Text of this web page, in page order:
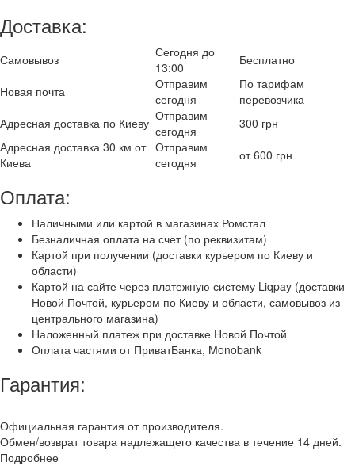
Доставка:
Самовывоз
Сегодня до
13:00
Бесплатно
Новая почта
Отправим
сегодня
По тарифам
перевозчика
Адресная доставка по Киеву Отправим
сегодня
300 грн
Адресная доставка 30 км от
Киева
Отправим
сегодня
от 600 грн
Оплата:
Наличными или картой в магазинах Ромстал
Безналичная оплата на счет (по реквизитам)
Картой при получении (доставки курьером по Киеву и
области)
Картой на сайте через платежную систему Liqpay (доставки
Новой Почтой, курьером по Киеву и области, самовывоз из
центрального магазина)
Наложенный платеж при доставке Новой Почтой
Оплата частями от ПриватБанка, Monobank
Гарантия:
Официальная гарантия от производителя.
Обмен/возврат товара надлежащего качества в течение 14 дней.
Подробнее